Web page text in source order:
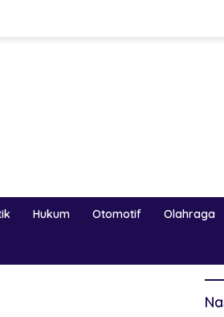
Hukum Otomotif Olahraga